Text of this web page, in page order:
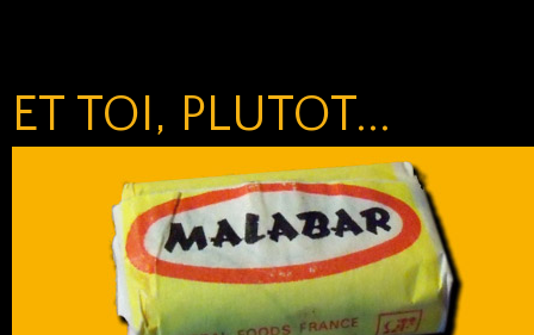
ET TOI, PLUTOT...